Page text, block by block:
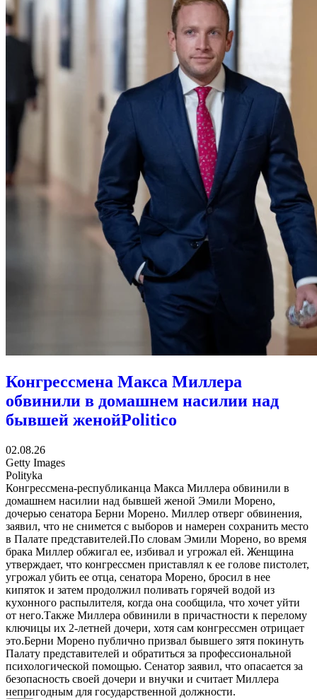
Конгрессмена Макса Миллера
обвинили в домашнем насилии над
бывшей женойPolitico
02.08.26
Getty Images
Polityka
Конгрессмена-республиканца Макса Миллера обвинили в
домашнем насилии над бывшей женой Эмили Морено,
дочерью сенатора Берни Морено. Миллер отверг обвинения,
заявил, что не снимется с выборов и намерен сохранить место
в Палате представителей.По словам Эмили Морено, во время
брака Миллер обжигал ее, избивал и угрожал ей. Женщина
утверждает, что конгрессмен приставлял к ее голове пистолет,
угрожал убить ее отца, сенатора Морено, бросил в нее
кипяток и затем продолжил поливать горячей водой из
кухонного распылителя, когда она сообщила, что хочет уйти
от него.Также Миллера обвинили в причастности к перелому
ключицы их 2-летней дочери, хотя сам конгрессмен отрицает
это.Берни Морено публично призвал бывшего зятя покинуть
Палату представителей и обратиться за профессиональной
психологической помощью. Сенатор заявил, что опасается за
безопасность своей дочери и внучки и считает Миллера
непригодным для государственной должности.